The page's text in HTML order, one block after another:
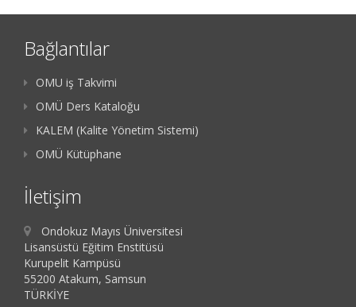
Bağlantılar
OMU iş Takvimi
OMÜ Ders Kataloğu
KALEM (Kalite Yönetim Sistemi)
OMÜ Kütüphane
İletişim
Ondokuz Mayıs Üniversitesi
Lisansüstü Eğitim Enstitüsü
Kurupelit Kampüsü
55200 Atakum, Samsun
TÜRKİYE